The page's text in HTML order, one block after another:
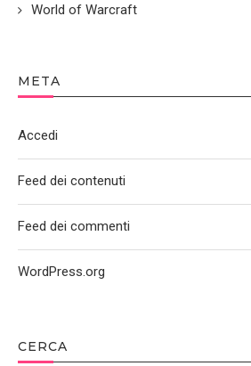
CERCA
World of Warcraft
META
Accedi
Feed dei contenuti
Feed dei commenti
WordPress.org